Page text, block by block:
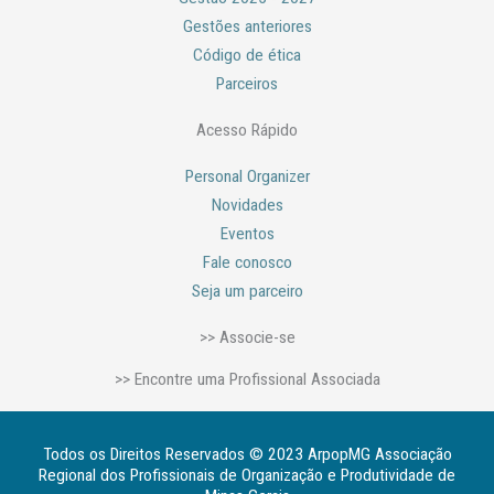
Gestões anteriores
Código de ética
Parceiros
Acesso Rápido
Personal Organizer
Novidades
Eventos
Fale conosco
Seja um parceiro
>> Associe-se
>> Encontre uma Profissional Associada
Todos os Direitos Reservados © 2023 ArpopMG Associação
Regional dos Profissionais de Organização e Produtividade de